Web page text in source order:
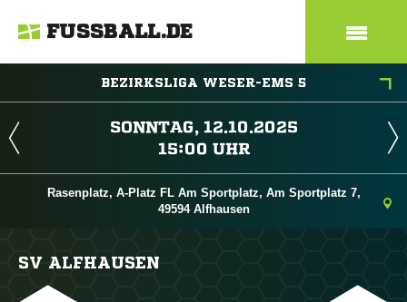
FUSSBALL.DE
BEZIRKSLIGA WESER-EMS 5
 
 
Rasenplatz, A-Platz FL Am Sportplatz, Am Sportplatz 7,
49594 Alfhausen
SV ALFHAUSEN